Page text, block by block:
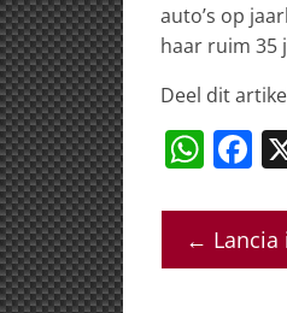
auto’s op
haar ruim 35
Deel dit
W
at
s
F
c
e
←